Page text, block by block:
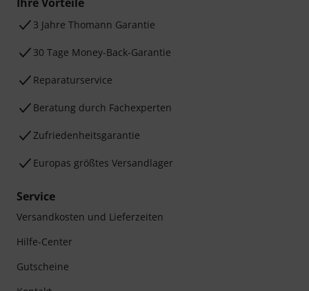
3 Jahre Thomann Garantie
30 Tage Money-Back-Garantie
Reparaturservice
Beratung durch Fachexperten
Zufriedenheitsgarantie
Europas größtes Versandlager
Service
Versandkosten und Lieferzeiten
Hilfe-Center
Gutscheine